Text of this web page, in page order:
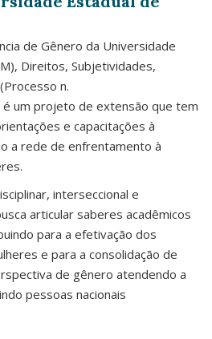
de Gênero da Universidade
Direitos, Subjetividades,
n.
um projeto de extensão que tem
e capacitações à
a rede de enfrentamento à
interseccional e
articular saberes acadêmicos
para a efetivação dos
e para a consolidação de
de gênero atendendo a
pessoas nacionais